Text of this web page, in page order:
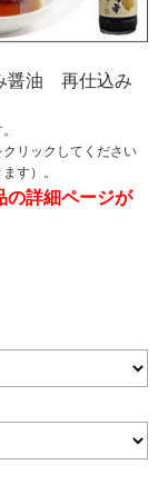
醤油 再仕込み
リックしてください
す）。
の詳細ページが